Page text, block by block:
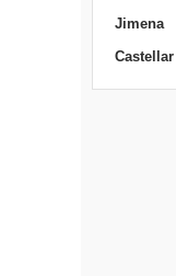
Jimena
Castellar